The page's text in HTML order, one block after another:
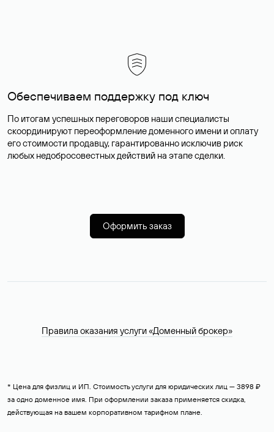
Обеспечиваем поддержку под ключ
По итогам успешных переговоров наши специалисты
скоординируют переоформление доменного имени и оплату
его стоимости продавцу, гарантированно исключив риск
любых недобросовестных действий на этапе сделки.
Оформить заказ
Правила оказания услуги «Доменный брокер»
* Цена для физлиц и ИП. Стоимость услуги для юридических лиц — 3898 ₽
за одно доменное имя. При оформлении заказа применяется скидка,
действующая на вашем корпоративном тарифном плане.